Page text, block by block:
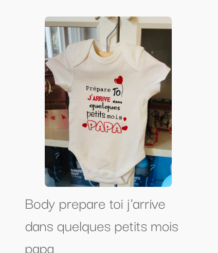
Body prepare toi j'arrive
dans quelques petits mois
papa